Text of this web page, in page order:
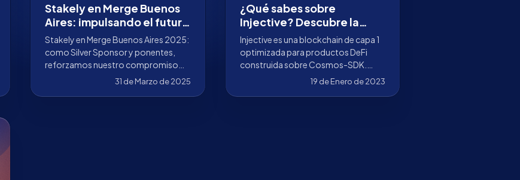
Stakely en Merge Buenos
Aires: impulsando el futuro
del staking en
Latinoamérica
Stakely en Merge Buenos Aires 2025:
como Silver Sponsor y ponentes,
reforzamos nuestro compromiso
con el staking en Latinoamérica,
31 de Marzo de 2025
¿Qué sabes sobre
Injective? Descubre la
blockchain diseñada para
finanzas
Injective es una blockchain de capa 1
optimizada para productos DeFi
construida sobre Cosmos-SDK.
Utiliza IBC para la interoperabilidad
19 de Enero de 2023